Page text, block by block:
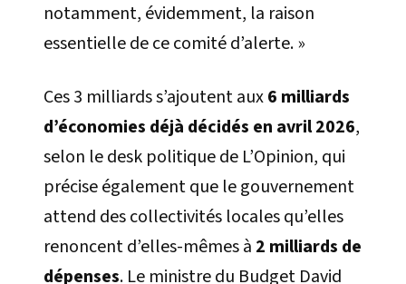
notamment, évidemment, la raison
essentielle de ce comité d’alerte. »
Ces 3 milliards s’ajoutent aux6 milliards
d’économies déjà décidés en avril 2026,
selon le desk politique de L’Opinion, qui
précise également que le gouvernement
attend des collectivités locales qu’elles
renoncent d’elles-mêmes à 2 milliards de
dépenses. Le ministre du Budget David